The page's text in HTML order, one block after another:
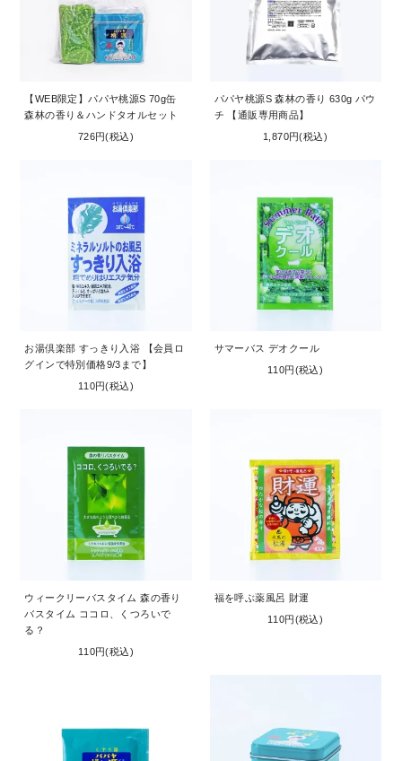
【WEB限定】パパヤ桃源S 70g缶
森林の香り＆ハンドタオルセット
726円(税込)
パパヤ桃源S 森林の香り 630g パウ
チ 【通販専用商品】
1,870円(税込)
お湯倶楽部 すっきり入浴 【会員ロ
グインで特別価格9/3まで】
110円(税込)
サマーバス デオクール
110円(税込)
ウィークリーバスタイム 森の香り
バスタイム ココロ、くつろいで
る？
110円(税込)
福を呼ぶ薬風呂 財運
110円(税込)